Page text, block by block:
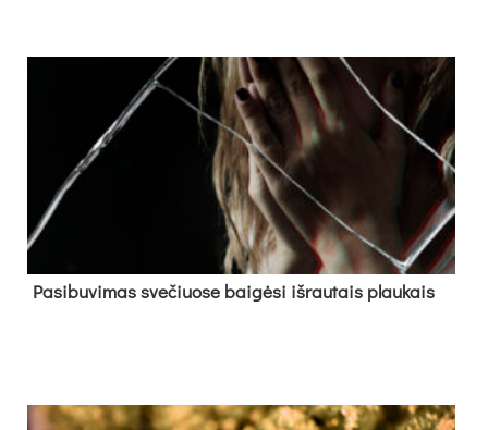
Pa­si­bu­vi­mas sve­čiuo­se bai­gė­si iš­rau­tais plau­kais